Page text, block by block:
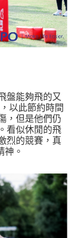
盤能夠飛的又
以此節約時間
，但是他們仍
看似休閒的飛
烈的競賽，真
神。